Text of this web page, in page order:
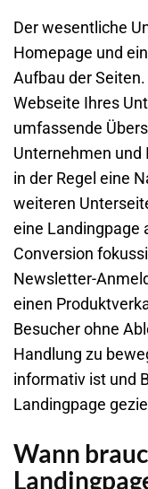
Der wesentliche
Homepage und
Aufbau der
Webseite Ihres
umfassende
Unternehmen
in der Regel eine
weiteren
eine Landingpage
Conversion
Newsletter-
einen
Besucher ohne
Handlung zu
informativ ist und
Landingpage
Wann